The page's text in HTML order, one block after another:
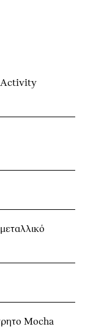
Activity
Mocha